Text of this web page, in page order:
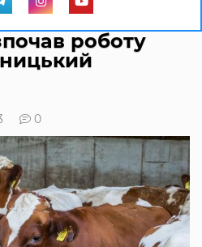
роботу
0